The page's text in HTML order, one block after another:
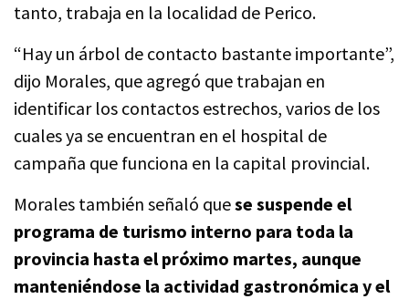
tanto, trabaja en la localidad de Perico.
“Hay un árbol de contacto bastante importante”,
dijo Morales, que agregó que trabajan en
identificar los contactos estrechos, varios de los
cuales ya se encuentran en el hospital de
campaña que funciona en la capital provincial.
Morales también señaló quese suspende el
programa de turismo interno para toda la
provincia hasta el próximo martes, aunque
manteniéndose la actividad gastronómica y el